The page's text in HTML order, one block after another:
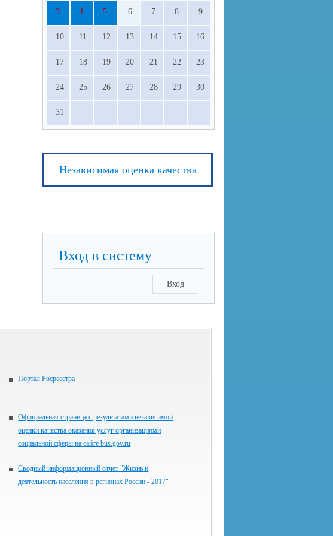
3 4 5 6 7 8 9
10 11 12 13 14 15 16
17 18 19 20 21 22 23
24 25 26 27 28 29 30
31
Независимая оценка качества
Вход в систему
Вход
Портал Росреестра
Официальная страница с результатами независимой
оценки качества оказания услуг организациями
социальной сферы на сайте bus.gov.ru
Сводный информационный отчет "Жизнь и
деятельность населения в регионах России - 2017"